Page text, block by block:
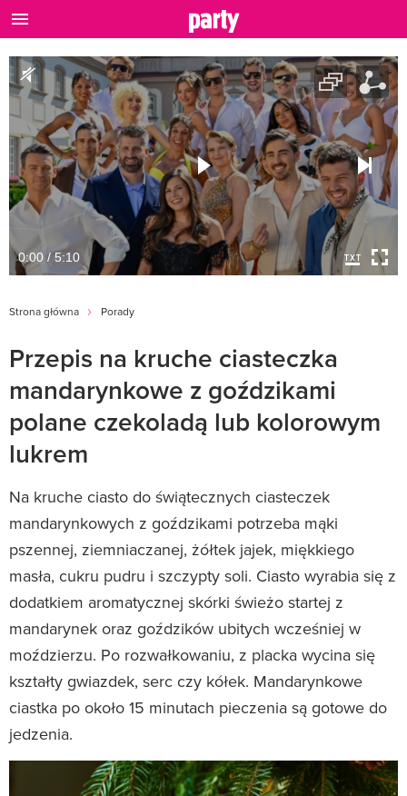
0:00 / 5:10
Strona główna Porady
Przepis na kruche ciasteczka
mandarynkowe z goździkami
polane czekoladą lub kolorowym
lukrem
Na kruche ciasto do świątecznych ciasteczek
mandarynkowych z goździkami potrzeba mąki
pszennej, ziemniaczanej, żółtek jajek, miękkiego
masła, cukru pudru i szczypty soli. Ciasto wyrabia się z
dodatkiem aromatycznej skórki świeżo startej z
mandarynek oraz goździków ubitych wcześniej w
moździerzu. Po rozwałkowaniu, z placka wycina się
kształty gwiazdek, serc czy kółek. Mandarynkowe
ciastka po około 15 minutach pieczenia są gotowe do
jedzenia.